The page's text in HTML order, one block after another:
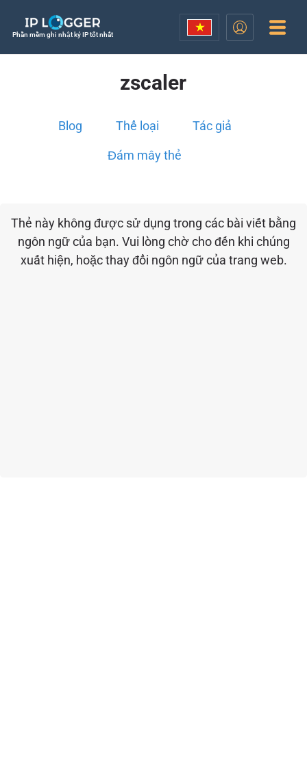
Phần mềm ghi nhật ký IP tốt nhất
zscaler
Blog Thể loại Tác giả
Đám mây thẻ